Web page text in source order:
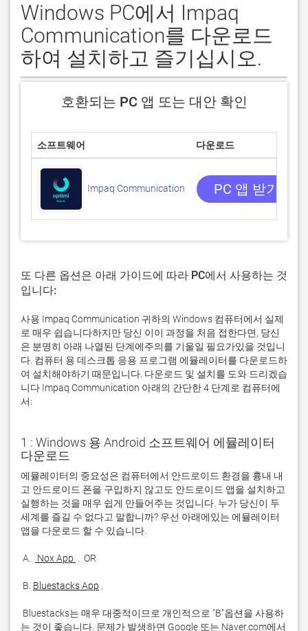
Windows PC에서 Impaq
Communication를 다운로드
하여 설치하고 즐기십시오.
호환되는 PC 앱 또는 대안 확인
소프트웨어 다운로드
Impaq Communication PC 앱 받기
또 다른 옵션은 아래 가이드에 따라 PC에서 사용하는 것
입니다:
사용 Impaq Communication 귀하의 Windows 컴퓨터에서 실제
로 매우 쉽습니다하지만 당신 이이 과정을 처음 접한다면, 당신
은 분명히 아래 나열된 단계에주의를 기울일 필요가있을 것입니
다. 컴퓨터 용 데스크톱 응용 프로그램 에뮬레이터를 다운로드하
여 설치해야하기 때문입니다. 다운로드 및 설치를 도와 드리겠습
니다 Impaq Communication 아래의 간단한 4 단계로 컴퓨터에
서:
1 : Windows 용 Android 소프트웨어 에뮬레이터
다운로드
에뮬레이터의 중요성은 컴퓨터에서 안드로이드 환경을 흉내 내
고 안드로이드 폰을 구입하지 않고도 안드로이드 앱을 설치하고
실행하는 것을 매우 쉽게 만들어주는 것입니다. 누가 당신이 두
세계를 즐길 수 없다고 말합니까? 우선 아래에있는 에뮬레이터
A. Nox App
B. Bluestacks App
는 것이 좋습니다. 문제가 발생하면 Google 또는 Naver.com에서